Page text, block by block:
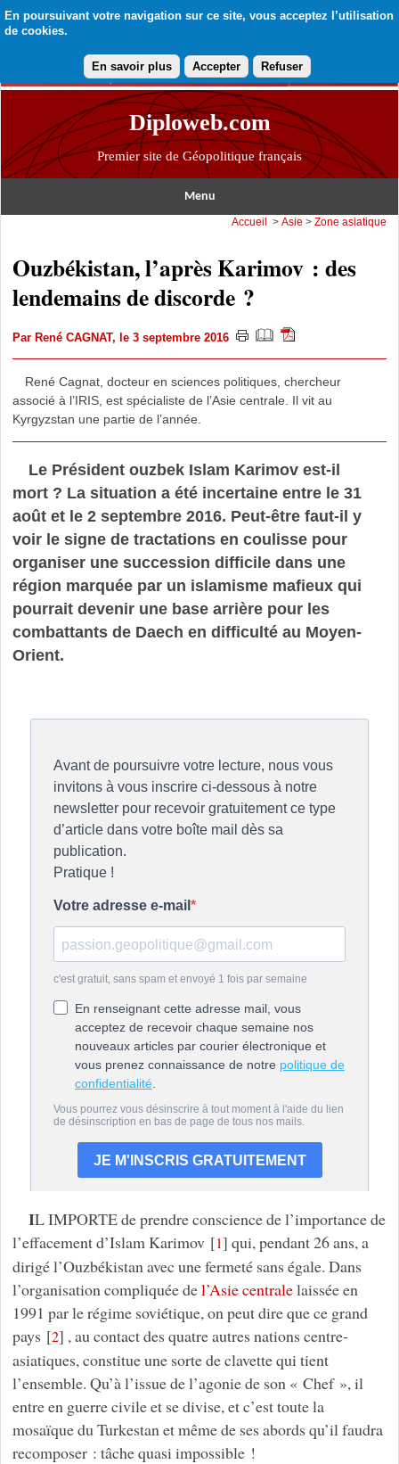
En poursuivant votre navigation sur ce site, vous acceptez l’utilisation
de cookies.
En savoir plus Accepter Refuser
Diploweb.com
Premier site de Géopolitique français
Menu
Accueil >Asie >Zone asiatique
Ouzbékistan, l’après Karimov : des
lendemains de discorde ?
Par René CAGNAT, le 3 septembre 2016
René Cagnat, docteur en sciences politiques, chercheur
associé à l’IRIS, est spécialiste de l’Asie centrale. Il vit au
Kyrgyzstan une partie de l’année.
Le Président ouzbek Islam Karimov est-il
mort ? La situation a été incertaine entre le 31
août et le 2 septembre 2016. Peut-être faut-il y
voir le signe de tractations en coulisse pour
organiser une succession difficile dans une
région marquée par un islamisme mafieux qui
pourrait devenir une base arrière pour les
combattants de Daech en difficulté au Moyen-
Orient.
IL IMPORTE de prendre conscience de l’importance de
l’effacement d’Islam Karimov[1] qui, pendant 26 ans, a
dirigé l’Ouzbékistan avec une fermeté sans égale. Dans
l’organisation compliquée del’Asie centralelaissée en
1991 par le régime soviétique, on peut dire que ce grand
pays [2] , au contact des quatre autres nations centre-
asiatiques, constitue une sorte de clavette qui tient
l’ensemble. Qu’à l’issue de l’agonie de son « Chef », il
entre en guerre civile et se divise, et c’est toute la
mosaïque du Turkestan et même de ses abords qu’il faudra
recomposer : tâche quasi impossible !